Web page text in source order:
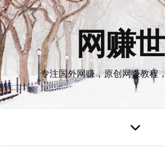
网赚
专注国外网赚，原创网赚教程